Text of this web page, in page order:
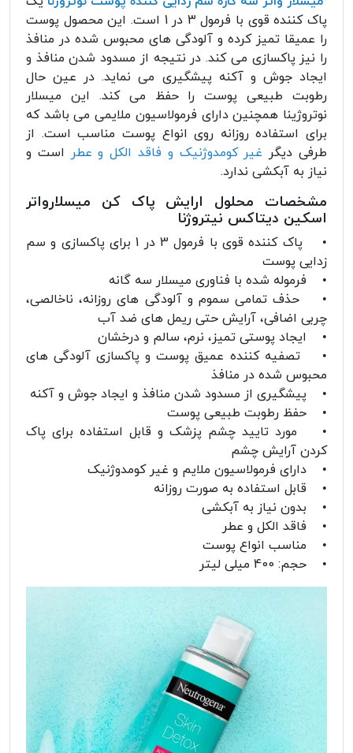
پاک کننده قوی با فرمول 3 در 1 است. این محصول پوست
را عمیقا تمیز کرده و آلودگی های محبوس شده در منافذ
را نیز پاکسازی می کند. در نتیجه از مسدود شدن منافذ و
ایجاد جوش و آکنه پیشگیری می نماید. در عین حال
رطوبت طبیعی پوست را حفظ می کند. این میسلار
نوتروژینا همچنین دارای فرمولاسیون ملایمی می باشد که
برای استفاده روزانه روی انواع پوست مناسب است. از
طرفی دیگر غیر کومدوژنیک و فاقد الکل و عطر است و
نیاز به آبکشی ندارد.
مشخصات محلول ارایش پاک کن میسلارواتر
اسکین دیتاکس نیتروژنا
• پاک کننده قوی با فرمول 3 در 1 برای پاکسازی و سم
زدایی پوست
• فرموله شده با فناوری میسلار سه گانه
• حذف تمامی سموم و آلودگی های روزانه، ناخالصی،
چربی اضافی، آرایش حتی ریمل های ضد آب
• ایجاد پوستی تمیز، نرم، سالم و درخشان
• تصفیه کننده عمیق پوست و پاکسازی آلودگی های
محبوس شده در منافذ
• پیشگیری از مسدود شدن منافذ و ایجاد جوش و آکنه
• حفظ رطوبت طبیعی پوست
• مورد تایید چشم پزشک و قابل استفاده برای پاک
کردن آرایش چشم
• دارای فرمولاسیون ملایم و غیر کومدوژنیک
• قابل استفاده به صورت روزانه
• بدون نیاز به آبکشی
• فاقد الکل و عطر
• مناسب انواع پوست
• حجم: 400 میلی لیتر